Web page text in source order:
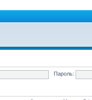
Пароль: